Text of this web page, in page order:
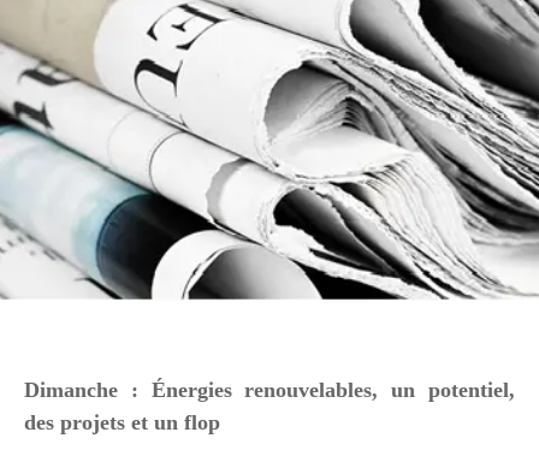
Dimanche : Énergies renouvelables, un potentiel,
des projets et un flop